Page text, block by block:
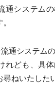
通システム
通システム
れども、具
ねいたした